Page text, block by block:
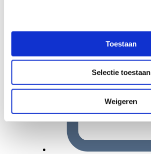
Toestaan
Selectie toestaan
Weigeren